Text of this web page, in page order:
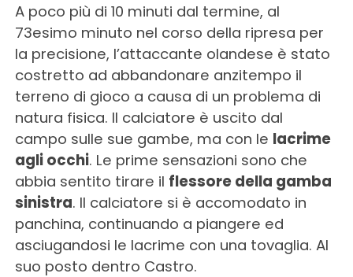
A poco più di 10 minuti dal termine, al
73esimo minuto nel corso della ripresa per
la precisione, l’attaccante olandese è stato
costretto ad abbandonare anzitempo il
terreno di gioco a causa di un problema di
natura fisica. Il calciatore è uscito dal
campo sulle sue gambe, ma con le lacrime
agli occhi. Le prime sensazioni sono che
abbia sentito tirare il flessore della gamba
sinistra. Il calciatore si è accomodato in
panchina, continuando a piangere ed
asciugandosi le lacrime con una tovaglia. Al
suo posto dentro Castro.